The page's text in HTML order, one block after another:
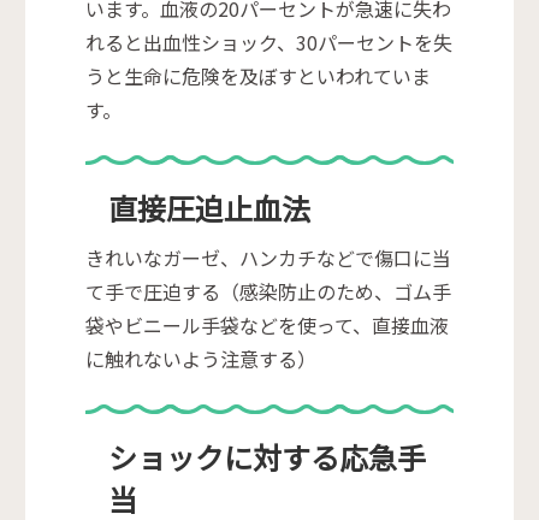
います。血液の20パーセントが急速に失わ
れると出血性ショック、30パーセントを失
うと生命に危険を及ぼすといわれていま
す。
直接圧迫止血法
きれいなガーゼ、ハンカチなどで傷口に当
て手で圧迫する（感染防止のため、ゴム手
袋やビニール手袋などを使って、直接血液
に触れないよう注意する）
ショックに対する応急手
当